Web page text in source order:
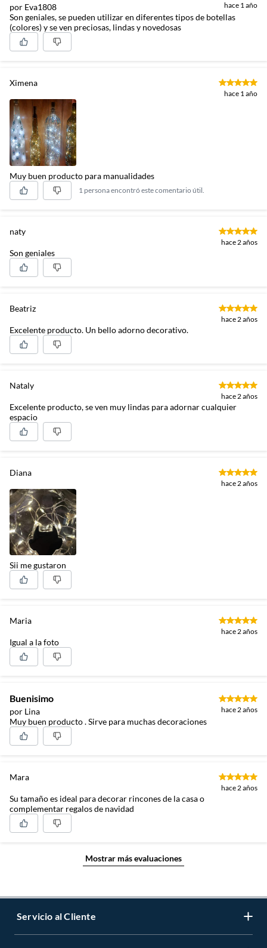
por Eva1808 hace 1 año
Son geniales, se pueden utilizar en diferentes tipos de botellas
(colores) y se ven preciosas, lindas y novedosas
Ximena
hace 1 año
Muy buen producto para manualidades
1 persona encontró este comentario útil.
naty
hace 2 años
Son geniales
Beatriz
hace 2 años
Excelente producto. Un bello adorno decorativo.
Nataly
hace 2 años
Excelente producto, se ven muy lindas para adornar cualquier
espacio
Diana
hace 2 años
Sii me gustaron
Maria
hace 2 años
Igual a la foto
Buenisimo
por Lina hace 2 años
Muy buen producto . Sirve para muchas decoraciones
Mara
hace 2 años
Su tamaño es ideal para decorar rincones de la casa o
complementar regalos de navidad
Mostrar más evaluaciones
Servicio al Cliente